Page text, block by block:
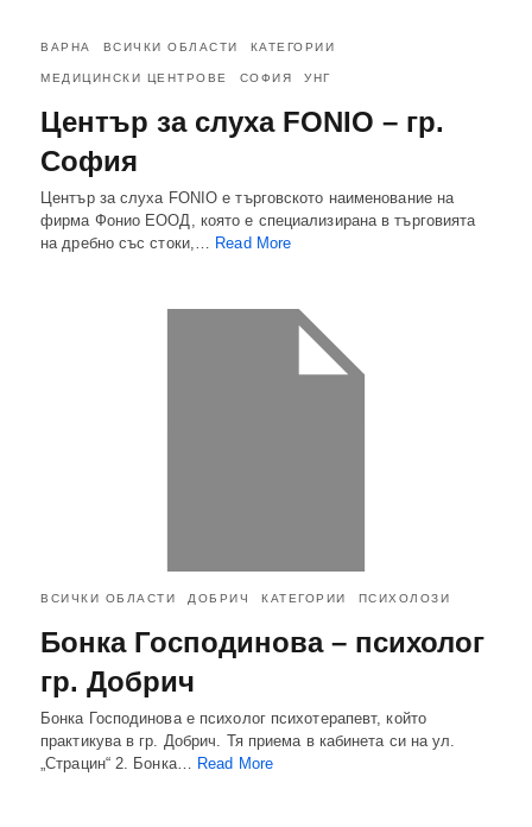
ВАРНА ВСИЧКИ ОБЛАСТИ КАТЕГОРИИ
МЕДИЦИНСКИ ЦЕНТРОВЕ СОФИЯ УНГ
Център за слуха FONIO – гр.
София
Център за слуха FONIO е търговското наименование на
фирма Фонио ЕООД, която е специализирана в търговията
на дребно със стоки,…
Read More
ВСИЧКИ ОБЛАСТИ ДОБРИЧ КАТЕГОРИИ ПСИХОЛОЗИ
Бонка Господинова – психолог
гр. Добрич
Бонка Господинова е психолог психотерапевт, който
практикува в гр. Добрич. Тя приема в кабинета си на ул.
„Страцин“ 2. Бонка… Read More